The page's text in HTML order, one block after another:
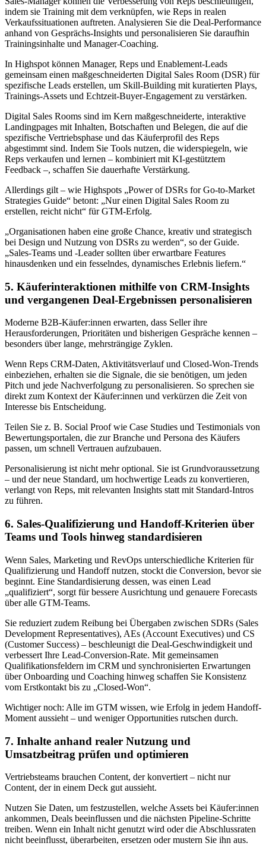
indem sie Training mit dem verknüpfen, wie Reps in realen
Verkaufssituationen auftreten. Analysieren Sie die Deal-Performance
anhand von Gesprächs-Insights und personalisieren Sie daraufhin
Trainingsinhalte und Manager-Coaching.
In Highspot können Manager, Reps und Enablement-Leads
gemeinsam einen maßgeschneiderten Digital Sales Room (DSR) für
spezifische Leads erstellen, um Skill-Building mit kuratierten Plays,
Trainings-Assets und Echtzeit-Buyer-Engagement zu verstärken.
Digital Sales Rooms sind im Kern maßgeschneiderte, interaktive
Landingpages mit Inhalten, Botschaften und Belegen, die auf die
spezifische Vertriebsphase und das Käuferprofil des Reps
abgestimmt sind. Indem Sie Tools nutzen, die widerspiegeln, wie
Reps verkaufen und lernen – kombiniert mit KI-gestütztem
Feedback –, schaffen Sie dauerhafte Verstärkung.
Allerdings gilt – wie Highspots „Power of DSRs for Go-to-Market
Strategies Guide“ betont: „Nur einen Digital Sales Room zu
erstellen, reicht nicht“ für GTM-Erfolg.
„Organisationen haben eine große Chance, kreativ und strategisch
bei Design und Nutzung von DSRs zu werden“, so der Guide.
„Sales-Teams und -Leader sollten über erwartbare Features
hinausdenken und ein fesselndes, dynamisches Erlebnis liefern.“
5. Käuferinteraktionen mithilfe von CRM-Insights
und vergangenen Deal-Ergebnissen personalisieren
Moderne B2B-Käufer:innen erwarten, dass Seller ihre
Herausforderungen, Prioritäten und bisherigen Gespräche kennen –
besonders über lange, mehrsträngige Zyklen.
Wenn Reps CRM-Daten, Aktivitätsverlauf und Closed-Won-Trends
einbeziehen, erhalten sie die Signale, die sie benötigen, um jeden
Pitch und jede Nachverfolgung zu personalisieren. So sprechen sie
direkt zum Kontext der Käufer:innen und verkürzen die Zeit von
Interesse bis Entscheidung.
Teilen Sie z. B. Social Proof wie Case Studies und Testimonials von
Bewertungsportalen, die zur Branche und Persona des Käufers
passen, um schnell Vertrauen aufzubauen.
Personalisierung ist nicht mehr optional. Sie ist Grundvoraussetzung
– und der neue Standard, um hochwertige Leads zu konvertieren,
verlangt von Reps, mit relevanten Insights statt mit Standard-Intros
zu führen.
6. Sales-Qualifizierung und Handoff-Kriterien über
Teams und Tools hinweg standardisieren
Wenn Sales, Marketing und RevOps unterschiedliche Kriterien für
Qualifizierung und Handoff nutzen, stockt die Conversion, bevor sie
beginnt. Eine Standardisierung dessen, was einen Lead
„qualifiziert“, sorgt für bessere Ausrichtung und genauere Forecasts
über alle GTM-Teams.
Sie reduziert zudem Reibung bei Übergaben zwischen SDRs (Sales
Development Representatives), AEs (Account Executives) und CS
(Customer Success) – beschleunigt die Deal-Geschwindigkeit und
verbessert Ihre Lead-Conversion-Rate. Mit gemeinsamen
Qualifikationsfeldern im CRM und synchronisierten Erwartungen
über Onboarding und Coaching hinweg schaffen Sie Konsistenz
vom Erstkontakt bis zu „Closed-Won“.
Wichtiger noch: Alle im GTM wissen, wie Erfolg in jedem Handoff-
Moment aussieht – und weniger Opportunities rutschen durch.
7. Inhalte anhand realer Nutzung und
Umsatzbeitrag prüfen und optimieren
Vertriebsteams brauchen Content, der konvertiert – nicht nur
Content, der in einem Deck gut aussieht.
Nutzen Sie Daten, um festzustellen, welche Assets bei Käufer:innen
ankommen, Deals beeinflussen und die nächsten Pipeline-Schritte
treiben. Wenn ein Inhalt nicht genutzt wird oder die Abschlussraten
nicht beeinflusst, überarbeiten, ersetzen oder mustern Sie ihn aus.